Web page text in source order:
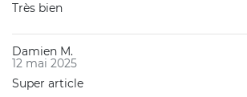
Très bien
Damien M.
12 mai 2025
Super article